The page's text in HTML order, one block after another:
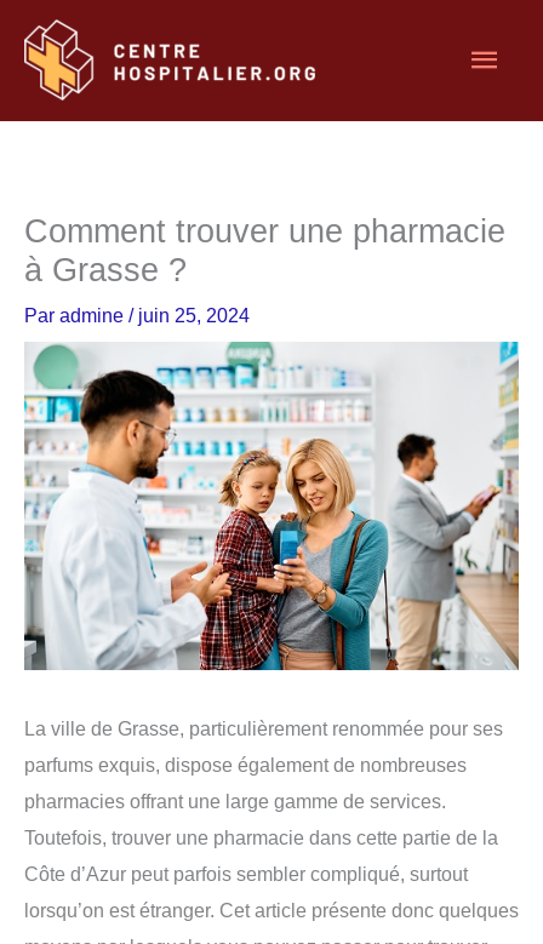
contenu
Comment trouver une pharmacie
à Grasse ?
Par admine / juin 25, 2024
La ville de Grasse, particulièrement renommée pour ses
parfums exquis, dispose également de nombreuses
pharmacies offrant une large gamme de services.
Toutefois, trouver une pharmacie dans cette partie de la
Côte d’Azur peut parfois sembler compliqué, surtout
lorsqu’on est étranger. Cet article présente donc quelques